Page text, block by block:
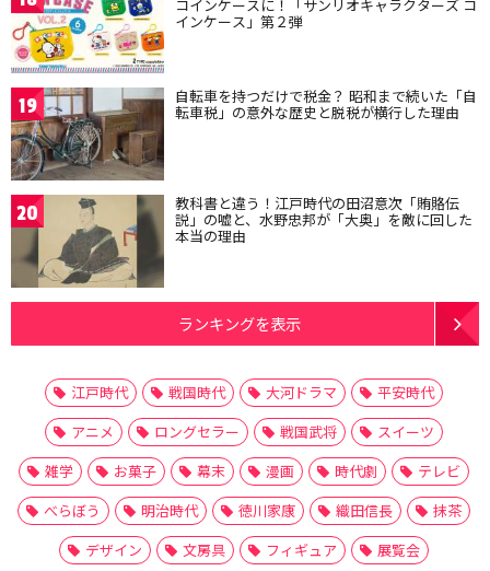
コインケースに！「サンリオキャラクターズ コ
インケース」第２弾
19 自転車を持つだけで税金？ 昭和まで続いた「自
転車税」の意外な歴史と脱税が横行した理由
20 教科書と違う！江戸時代の田沼意次「賄賂伝
説」の嘘と、水野忠邦が「大奥」を敵に回した
本当の理由
ランキングを表示
江戸時代 戦国時代 大河ドラマ
平安時代
アニメ
ロングセラー 戦国武将
スイーツ
雑学
お菓子 幕末 漫画 時代劇
テレビ
べらぼう
明治時代 徳川家康 織田信長
抹茶
デザイン
文房具 フィギュア
展覧会